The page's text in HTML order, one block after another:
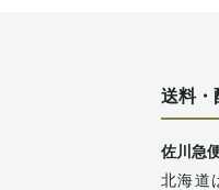
送料・
佐川急
北海道